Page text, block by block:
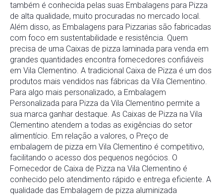
também é conhecida pelas suas Embalagens para Pizza
de alta qualidade, muito procuradas no mercado local.
Além disso, as Embalagens para Pizzarias são fabricadas
com foco em sustentabilidade e resistência. Quem
precisa de uma Caixas de pizza laminada para venda em
grandes quantidades encontra fornecedores confiáveis
em Vila Clementino. A tradicional Caixa de Pizza é um dos
produtos mais vendidos nas fábricas da Vila Clementino.
Para algo mais personalizado, a Embalagem
Personalizada para Pizza da Vila Clementino permite a
sua marca ganhar destaque. As Caixas de Pizza na Vila
Clementino atendem a todas as exigências do setor
alimentício. Em relação a valores, o Preço de
embalagem de pizza em Vila Clementino é competitivo,
facilitando o acesso dos pequenos negócios. O
Fornecedor de Caixa de Pizza na Vila Clementino é
conhecido pelo atendimento rápido e entrega eficiente. A
qualidade das Embalagem de pizza aluminizada